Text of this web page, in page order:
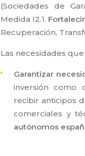
(Sociedades de
Medida I2.1.
Recuperación,
Las necesidades
Garantizar
inversión como
recibir anticipos
comerciales y
autónomos